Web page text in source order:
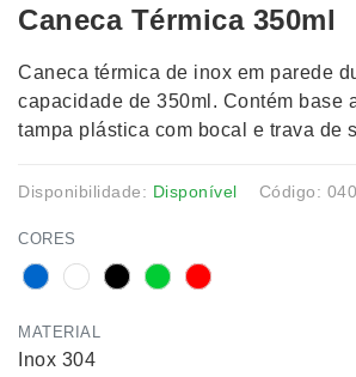
Caneca Térmica 350ml
Caneca térmica de inox em parede
capacidade de 350ml. Contém base
tampa plástica com bocal e trava de
Disponibilidade: Disponível Código:
CORES
MATERIAL
Inox 304